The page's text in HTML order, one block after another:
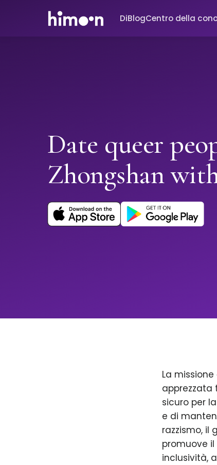
DiBlogCentro della
Date queer
Zhongshan
La
apprezzata
sicuro per
e di
razzismo, il
promuove
inclusività,